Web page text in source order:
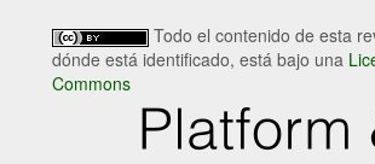
Todo el contenido de esta
dónde está identificado, está bajo una
Commons